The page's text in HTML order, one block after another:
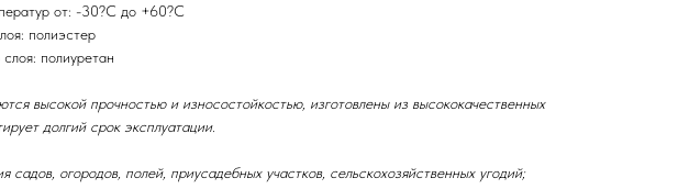
от: -30?C до +60?C
полиэстер
полиуретан
высокой прочностью и износостойкостью, изготовлены из высококачественных
долгий срок эксплуатации.
садов, огородов, полей, приусадебных участков, сельскохозяйственных угодий;